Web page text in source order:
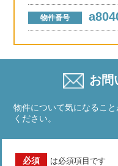
物件番号
お問
物件について気になるこ
ください。
必須 は必須項目です